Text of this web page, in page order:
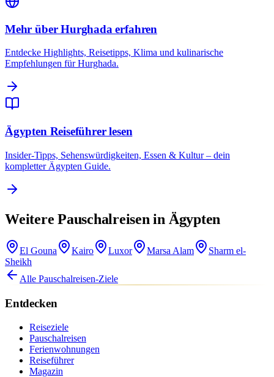
Mehr über Hurghada erfahren
Entdecke Highlights, Reisetipps, Klima und kulinarische
Empfehlungen für Hurghada.
Ägypten Reiseführer lesen
Insider-Tipps, Sehenswürdigkeiten, Essen & Kultur – dein
kompletter Ägypten Guide.
Weitere Pauschalreisen in Ägypten
El Gouna Kairo Luxor Marsa Alam
Sharm el-
Sheikh
Alle Pauschalreisen-Ziele
Entdecken
Reiseziele
Pauschalreisen
Ferienwohnungen
Reiseführer
Magazin